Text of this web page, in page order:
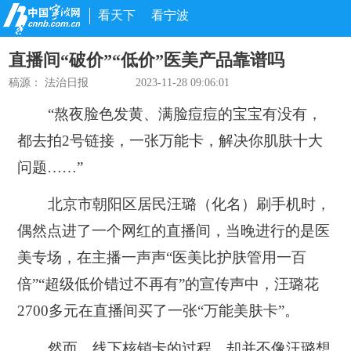
看天下 看宁波
直播间“破价”“低价”医美产品靠谱吗
稿源：法治日报 2023-11-28 09:06:01
“熬夜脸色发黄、满脸痘痘的宝宝有没有，
都去拍2号链接，一张万能卡，解决你肌肤十大
问题……”
北京市朝阳区居民汪璐（化名）刷手机时，
偶然点进了一个网红的直播间，当晚进行的是医
美专场，在主播一声声“医美比护肤管用一百
倍”“超级低价错过不再有”的宣传声中，汪璐花
2700多元在直播间买了一张“万能美肤卡”。